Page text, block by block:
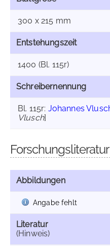
300 x 215 mm
Entstehungszeit
1400 (Bl. 115r)
Schreibernennung
Bl. 115r: Johannes
Vlusch]
Forschungsliteratur
Abbildungen
Angabe fehlt
Literatur
(Hinweis)